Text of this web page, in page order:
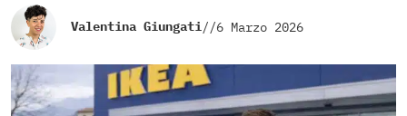
Valentina Giungati//6 Marzo 2026